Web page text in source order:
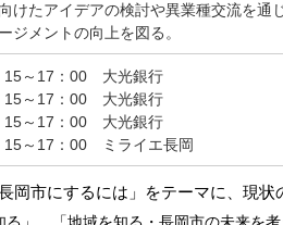
けたアイデアの検討や異業種交流を通
ジメントの向上を図る。
15～17：00 大光銀行
15～17：00 大光銀行
15～17：00 大光銀行
15～17：00 ミライエ長岡
岡市にするには」をテーマに、現